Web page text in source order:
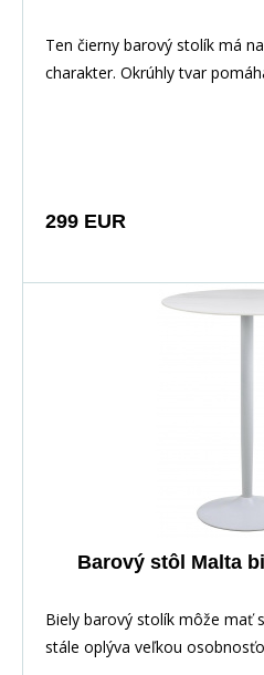
Ten čierny barový stolík má
charakter. Okrúhly tvar
299 EUR
Barový stôl Malta
Biely barový stolík môže mať
stále oplýva veľkou